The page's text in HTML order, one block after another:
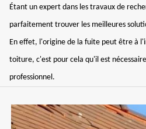
Étant un expert dans les travaux de
parfaitement trouver les meilleures
En effet, l'origine de la fuite peut être à
toiture, c'est pour cela qu'il est
professionnel.